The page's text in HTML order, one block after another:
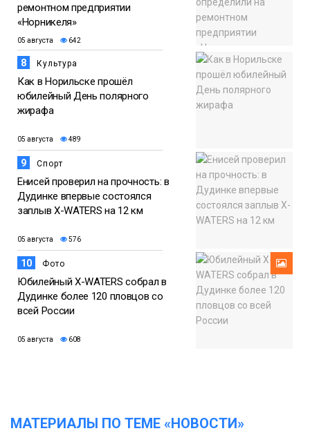
ремонтном предприятии
«Норникеля»
05 августа 642
8 Культура
Как в Норильске прошёл
юбилейный День полярного
жирафа
05 августа 489
9 Спорт
Енисей проверил на прочность: в
Дудинке впервые состоялся
заплыв X-WATERS на 12 км
05 августа 576
10 Фото
Юбилейный X-WATERS собрал в
Дудинке более 120 пловцов со
всей России
05 августа 608
МАТЕРИАЛЫ ПО ТЕМЕ «НОВОСТИ»